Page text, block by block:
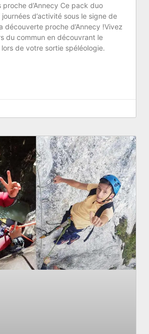
d’Annecy Ce pack duo
d’activité sous le signe de
découverte proche d’Annecy !Vivez
du commun en découvrant le
de votre sortie spéléologie.